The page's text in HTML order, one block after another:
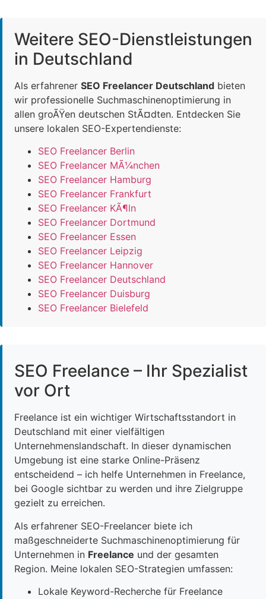
Weitere SEO-Dienstleistungen
in Deutschland
Als erfahrener SEO Freelancer Deutschland bieten
wir professionelle Suchmaschinenoptimierung in
allen groÃŸen deutschen StÃ¤dten. Entdecken Sie
unsere lokalen SEO-Expertendienste:
SEO Freelancer Berlin
SEO Freelancer MÃ¼nchen
SEO Freelancer Hamburg
SEO Freelancer Frankfurt
SEO Freelancer KÃ¶ln
SEO Freelancer Dortmund
SEO Freelancer Essen
SEO Freelancer Leipzig
SEO Freelancer Hannover
SEO Freelancer Deutschland
SEO Freelancer Duisburg
SEO Freelancer Bielefeld
SEO Freelance – Ihr Spezialist
vor Ort
Freelance ist ein wichtiger Wirtschaftsstandort in
Deutschland mit einer vielfältigen
Unternehmenslandschaft. In dieser dynamischen
Umgebung ist eine starke Online-Präsenz
entscheidend – ich helfe Unternehmen in Freelance,
bei Google sichtbar zu werden und ihre Zielgruppe
gezielt zu erreichen.
Als erfahrener SEO-Freelancer biete ich
maßgeschneiderte Suchmaschinenoptimierung für
Unternehmen in Freelance und der gesamten
Region. Meine lokalen SEO-Strategien umfassen:
Lokale Keyword-Recherche für Freelance